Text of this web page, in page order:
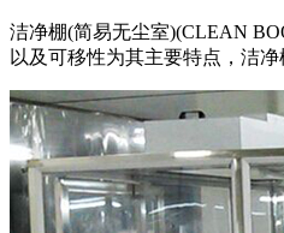
洁净棚(简易无尘室)(CLEAN
以及可移性为其主要特点，洁